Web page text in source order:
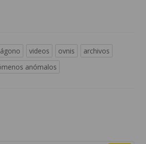
videos ovnis
archivos
anómalos